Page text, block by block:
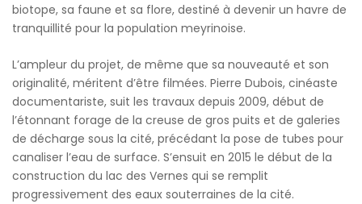
biotope, sa faune et sa flore, destiné à devenir un havre de
tranquillité pour la population meyrinoise.
L’ampleur du projet, de même que sa nouveauté et son
originalité, méritent d’être filmées. Pierre Dubois, cinéaste
documentariste, suit les travaux depuis 2009, début de
l’étonnant forage de la creuse de gros puits et de galeries
de décharge sous la cité, précédant la pose de tubes pour
canaliser l’eau de surface. S’ensuit en 2015 le début de la
construction du lac des Vernes qui se remplit
progressivement des eaux souterraines de la cité.